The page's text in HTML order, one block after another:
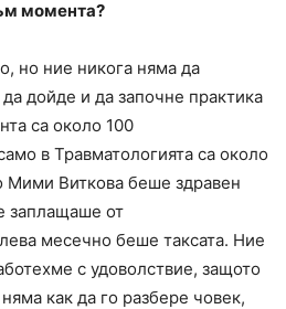
момента?
но ние никога няма да
дойде и да започне практика
са около 100
в Травматологията са около
Мими Виткова беше здравен
заплащаше от
месечно беше таксата. Ние
с удоволствие, защото
как да го разбере човек,